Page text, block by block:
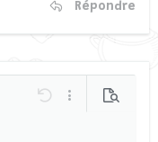
Répondre
AnnuléPlus
line
le brouillon